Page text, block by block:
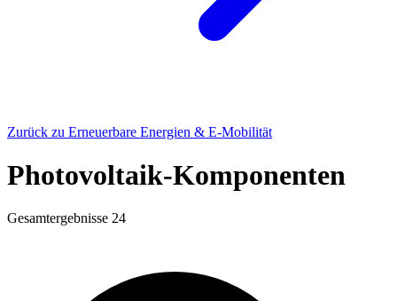
Zurück zu Erneuerbare Energien & E-Mobilität
Photovoltaik-Komponenten
Gesamtergebnisse 24